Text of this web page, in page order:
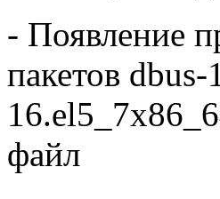
- Появление
пакетов
файл